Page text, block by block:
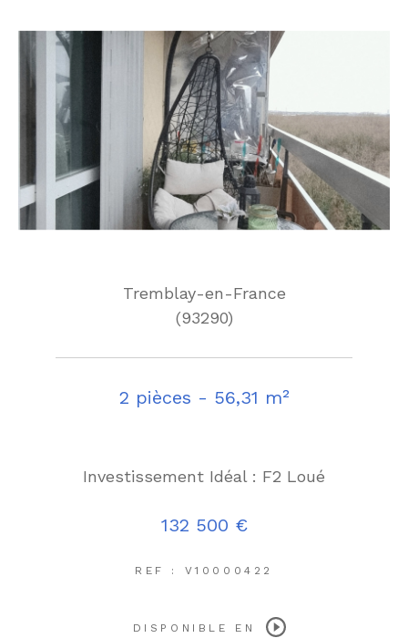
Tremblay-en-France
(93290)
2 pièces - 56,31 m²
Investissement Idéal : F2 Loué
132 500 €
REF : V10000422
DISPONIBLE EN